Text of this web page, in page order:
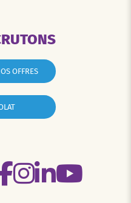
OFFRES